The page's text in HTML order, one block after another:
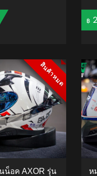
฿
สินค้าหมด
สินค้าหมด
น็อค AXOR รุ่น
ห